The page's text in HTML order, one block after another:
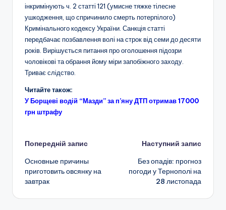
інкримінують ч. 2 статті 121 (умисне тяжке тілесне
ушкодження, що спричинило смерть потерпілого)
Кримінального кодексу України. Санкція статті
передбачає позбавлення волі на строк від семи до десяти
років. Вирішується питання про оголошення підозри
чоловікові та обрання йому міри запобіжного заходу.
Триває слідство.
Читайте також:
У Борщеві водій “Мазди” за п’яну ДТП отримав 17000
грн штрафу
Навігація
по
запису
Попередній запис
Основные причины
приготовить овсянку на
завтрак
Наступний запис
Без опадів: прогноз
погоди у Тернополі на
28 листопада